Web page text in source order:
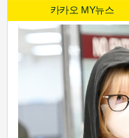
카카오 MY뉴스